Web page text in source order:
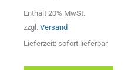
Enthält 20% MwSt.
zzgl. Versand
Lieferzeit: sofort lieferbar